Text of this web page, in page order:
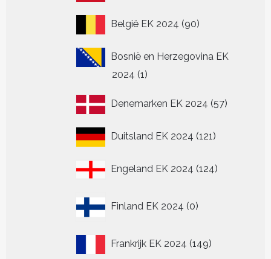
België EK 2024 9090
Bosnië en Herzegovina EK
2024 11
Denemarken EK 2024 5757
Duitsland EK 2024 121121
Engeland EK 2024 124124
Finland EK 2024 0
producten
Frankrijk EK 2024 149149